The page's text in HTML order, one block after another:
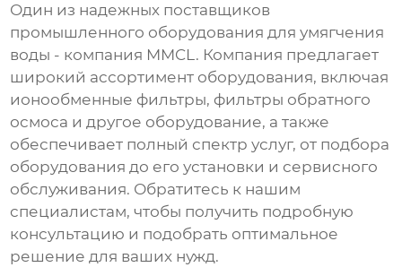
Один из надежных поставщиков
промышленного оборудования для умягчения
воды - компания MMCL. Компания предлагает
широкий ассортимент оборудования, включая
ионообменные фильтры, фильтры обратного
осмоса и другое оборудование, а также
обеспечивает полный спектр услуг, от подбора
оборудования до его установки и сервисного
обслуживания. Обратитесь к нашим
специалистам, чтобы получить подробную
консультацию и подобрать оптимальное
решение для ваших нужд.